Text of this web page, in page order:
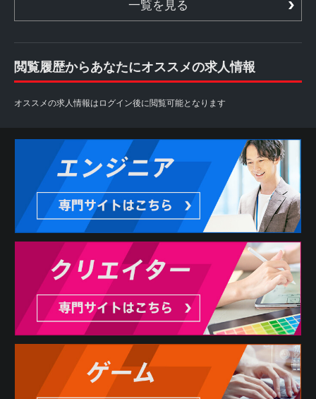
一覧を見る
閲覧履歴からあなたにオススメの求人情報
オススメの求人情報はログイン後に閲覧可能となります